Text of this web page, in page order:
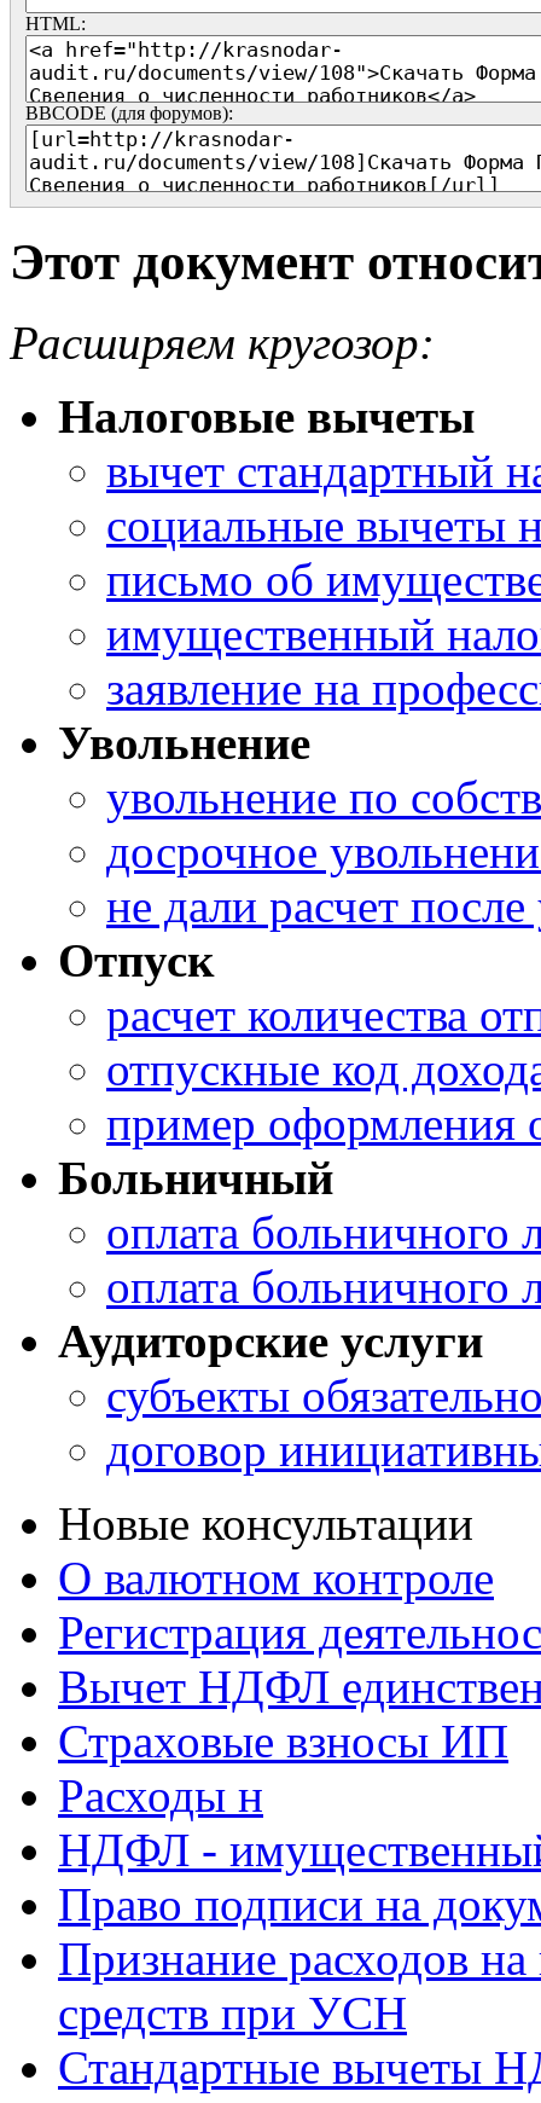
HTML:
BBCODE (для форумов):
Этот документ
Расширяем кругозор:
Налоговые вычеты
вычет стандартный
социальные вычеты
письмо об
имущественный
заявление на
Увольнение
увольнение по
досрочное
не дали расчет
Отпуск
расчет количества
отпускные код
пример оформления
Больничный
оплата больничного
оплата больничного
Аудиторские услуги
субъекты
договор
Новые консультации
О валютном контроле
Регистрация
Вычет НДФЛ
Страховые взносы ИП
Расходы н
НДФЛ -
Право подписи на
Признание расходов
средств при УСН
Стандартные вычеты